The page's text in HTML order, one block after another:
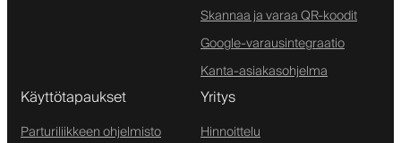
Skannaa ja varaa QR-koodit
Google-varausintegraatio
Kanta-asiakasohjelma
Käyttötapaukset
Parturiliikkeen ohjelmisto
Yritys
Hinnoittelu